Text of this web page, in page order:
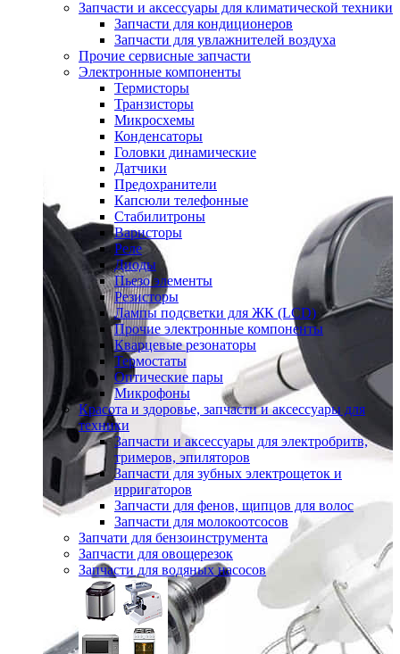
Запчасти и аксессуары для климатической техники
Запчасти для кондиционеров
Запчасти для увлажнителей воздуха
Прочие сервисные запчасти
Электронные компоненты
Термисторы
Транзисторы
Микросхемы
Конденсаторы
Головки динамические
Датчики
Предохранители
Капсюли телефонные
Стабилитроны
Варисторы
Реле
Диоды
Пьезо элементы
Резисторы
Лампы подсветки для ЖК (LCD)
Прочие электронные компоненты
Кварцевые резонаторы
Термостаты
Оптические пары
Микрофоны
Красота и здоровье, запчасти и аксессуары для
техники
Запчасти и аксессуары для электробритв,
тримеров, эпиляторов
Запчасти для зубных электрощеток и
ирригаторов
Запчасти для фенов, щипцов для волос
Запчасти для молокоотсосов
Запчати для бензоинструмента
Запчасти для овощерезок
Запчасти для водяных насосов